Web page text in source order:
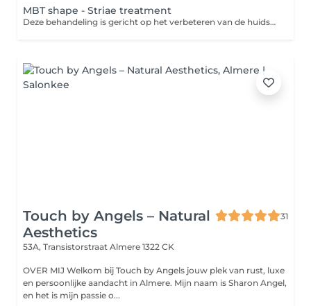
MBT shape - Striae treatment
Deze behandeling is gericht op het verbeteren van de huidstructuur bij striae (striemen). Met behulp van de MBT Shape wordt de doorbloeding en huidactiviteit gestimuleerd, wat bijdraagt aan huidvernieuwing en een stevigere, egalere huid. Voor optimaal resultaat wordt gewerkt in kuurvorm (4 of 8 behandelingen) en in combinatie met ondersteunende thuisverzorging. De resterende behandelingen worden tijdens de eerst afspraak doorgepland in de salon. Je ontvangt dan ook de producten voor het thuisgebruik.
Touch by Angels – Natural
Aesthetics
31
53A, Transistorstraat Almere 1322 CK
OVER MIJ Welkom bij Touch by Angels jouw plek van rust, luxe
en persoonlijke aandacht in Almere. Mijn naam is Sharon Angel,
en het is mijn passie o...